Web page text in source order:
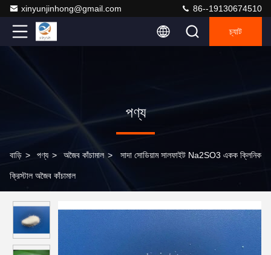
xinyunjinhong@gmail.com 86--19130674510
চ্যাট
পণ্য
বাড়ি > পণ্য > অজৈব কাঁচামাল > সাদা সোডিয়াম সালফাইট Na2SO3 একক ক্লিনিক
ক্রিস্টাল অজৈব কাঁচামাল